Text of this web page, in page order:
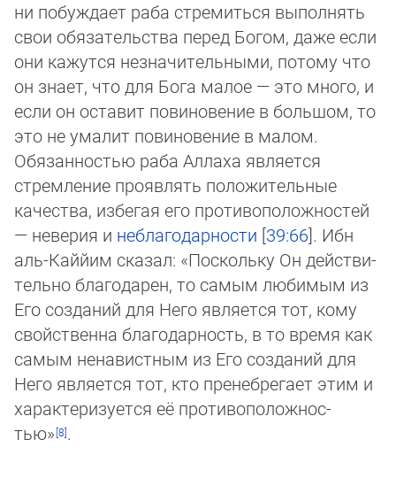
ни побуждает раба стремиться выполнять
свои обязательства перед Богом, даже если
они кажутся не­зна­чи­тель­ны­ми, по­то­му что
он знает, что для Бога малое — это много, и
если он оставит повиновение в большом, то
это не ума­лит по­ви­но­ве­ние в малом.
Обязанностью раба Аллаха является
стремление проявлять положительные
качества, избе­гая его про­ти­во­по­лож­нос­тей
— неверия и неблагодарности [39:66]. Ибн
аль-Каййим сказал: «Поскольку Он дейст­ви­
тель­но бла­го­да­рен, то самым любимым из
Его созданий для Него является тот, кому
свойственна благодарность, в то вре­мя как
са­мым не­на­вист­ным из Его созданий для
Него является тот, кто пренебрегает этим и
характеризуется её противо­полож­нос­
тью»
.